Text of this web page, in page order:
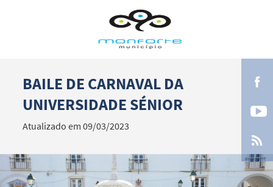
Termo de Pesquisa
Categorias gerais
BAILE DE CARNAVAL DA
UNIVERSIDADE SÉNIOR
Atualizado em 09/03/2023